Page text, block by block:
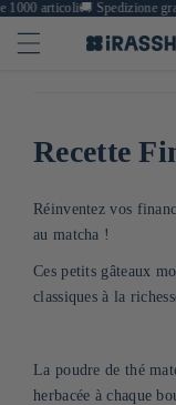
articoli🚚Spedizione
Recette
Réinventez vos
au matcha !
Ces petits gâteaux
classiques à la
La poudre de thé
herbacée à chaque